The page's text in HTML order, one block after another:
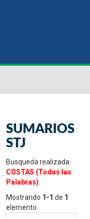
SUMARIOS
STJ
Busqueda realizada:
COSTAS (Todas las
Palabras)
Mostrando 1-1 de 1
elemento.